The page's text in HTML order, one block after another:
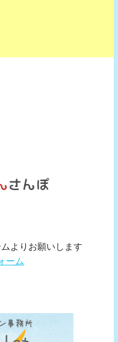
よりお願いします
ーム